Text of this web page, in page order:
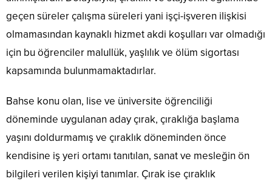
geçen süreler çalışma süreleri yani işçi-işveren ilişkisi
olmamasından kaynaklı hizmet akdi koşulları var olmadığı
için bu öğrenciler malullük, yaşlılık ve ölüm sigortası
kapsamında bulunmamaktadırlar.
Bahse konu olan, lise ve üniversite öğrenciliği
döneminde uygulanan aday çırak, çıraklığa başlama
yaşını doldurmamış ve çıraklık döneminden önce
kendisine iş yeri ortamı tanıtılan, sanat ve mesleğin ön
bilgileri verilen kişiyi tanımlar. Çırak ise çıraklık